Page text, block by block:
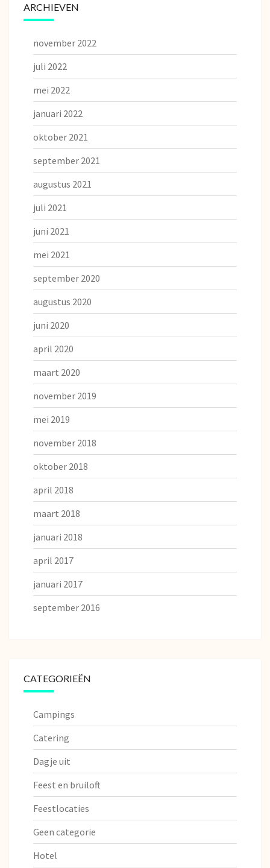
ARCHIEVEN
november 2022
juli 2022
mei 2022
januari 2022
oktober 2021
september 2021
augustus 2021
juli 2021
juni 2021
mei 2021
september 2020
augustus 2020
juni 2020
april 2020
maart 2020
november 2019
mei 2019
november 2018
oktober 2018
april 2018
maart 2018
januari 2018
april 2017
januari 2017
september 2016
CATEGORIEËN
Campings
Catering
Dagje uit
Feest en bruiloft
Feestlocaties
Geen categorie
Hotel